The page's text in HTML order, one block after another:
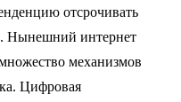
отсрочивать
Нынешний интернет
механизмов
Цифровая